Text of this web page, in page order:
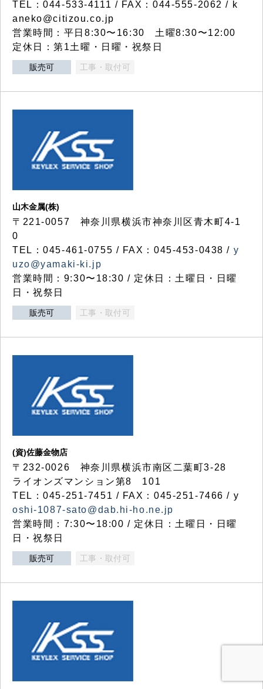
TEL：044-533-4111 / FAX：044-555-2062 / k
aneko@citizou.co.jp
営業時間：平日8:30〜16:30 土曜8:30〜12:00
定休日：第1土曜・日曜・祝祭日
販売可 工事・取付可
山木金属(株)
〒221-0057 神奈川県横浜市神奈川区青木町4-1
0
TEL：045-461-0755 / FAX：045-453-0438 / y
uzo@yamaki-ki.jp
営業時間：9:30〜18:30 / 定休日：土曜日・日曜
日・祝祭日
販売可 工事・取付可
(資)佐藤金物店
〒232-0026 神奈川県横浜市南区二葉町3-28
ライオンズマンション第8 101
TEL：045-251-7451 / FAX：045-251-7466 / y
oshi-1087-sato@dab.hi-ho.ne.jp
営業時間：7:30〜18:00 / 定休日：土曜日・日曜
日・祝祭日
販売可 工事・取付可